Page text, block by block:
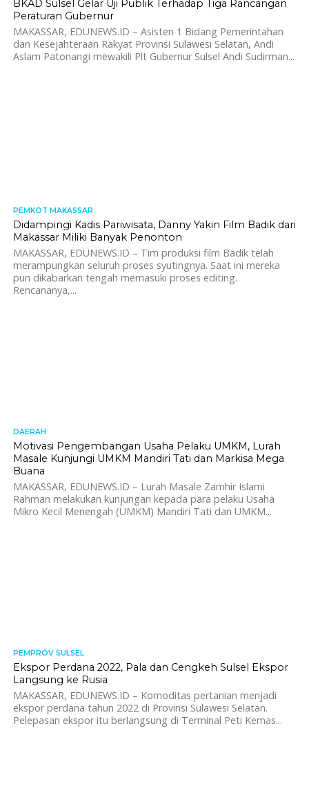
BKAD Sulsel Gelar Uji Publik Terhadap Tiga Rancangan
Peraturan Gubernur
MAKASSAR, EDUNEWS.ID – Asisten 1 Bidang Pemerintahan
dan Kesejahteraan Rakyat Provinsi Sulawesi Selatan, Andi
Aslam Patonangi mewakili Plt Gubernur Sulsel Andi Sudirman...
PEMKOT MAKASSAR
Didampingi Kadis Pariwisata, Danny Yakin Film Badik dari
Makassar Miliki Banyak Penonton
MAKASSAR, EDUNEWS.ID – Tim produksi film Badik telah
merampungkan seluruh proses syutingnya. Saat ini mereka
pun dikabarkan tengah memasuki proses editing.
Rencananya,...
DAERAH
Motivasi Pengembangan Usaha Pelaku UMKM, Lurah
Masale Kunjungi UMKM Mandiri Tati dan Markisa Mega
Buana
MAKASSAR, EDUNEWS.ID – Lurah Masale Zamhir Islami
Rahman melakukan kunjungan kepada para pelaku Usaha
Mikro Kecil Menengah (UMKM) Mandiri Tati dan UMKM...
PEMPROV SULSEL
Ekspor Perdana 2022, Pala dan Cengkeh Sulsel Ekspor
Langsung ke Rusia
MAKASSAR, EDUNEWS.ID – Komoditas pertanian menjadi
ekspor perdana tahun 2022 di Provinsi Sulawesi Selatan.
Pelepasan ekspor itu berlangsung di Terminal Peti Kemas...